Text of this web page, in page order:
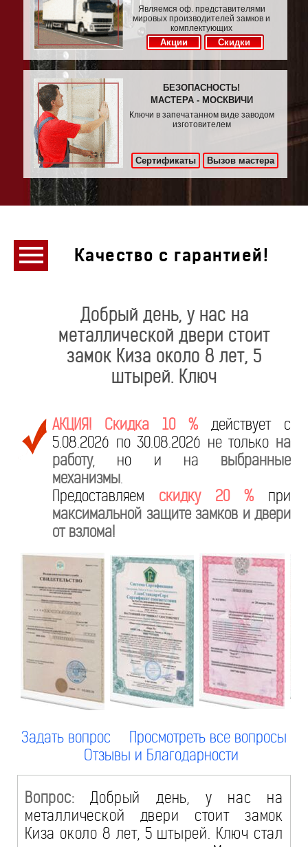
Являемся оф. представителями
мировых производителей замков и
комплектующих
Акции Скидки
БЕЗОПАСНОСТЬ!
МАСТЕРА - МОСКВИЧИ
Ключи в запечатанном виде заводом
изготовителем
Сертификаты Вызов мастера
Качество с гарантией!
Добрый день, у нас на
металлической двери стоит
замок Киза около 8 лет, 5
штырей. Ключ
АКЦИЯ! Скидка 10 % действует с
5.08.2026 по 30.08.2026 не только на
работу, но и на выбранные
механизмы.
Предоставляем скидку 20 % при
максимальной защите замков и двери
от взлома!
Задать вопрос
Просмотреть все вопросы
Отзывы и Благодарности
Вопрос: Добрый день, у нас на
металлической двери стоит замок
Киза около 8 лет, 5 штырей. Ключ стал